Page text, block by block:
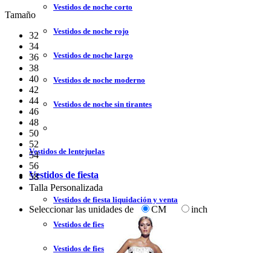
Vestidos de noche corto
Vestidos de noche rojo
Vestidos de noche largo
Vestidos de noche moderno
Vestidos de noche sin tirantes
Vestidos de lentejuelas
Vestidos de fiesta
Vestidos de fiesta liquidación y venta
Vestidos de fiesta 2023
Vestidos de fiesta sexy
Tamaño
32
34
36
38
40
42
44
46
48
50
52
54
56
58
Talla Personalizada
Seleccionar las unidades de CM inch